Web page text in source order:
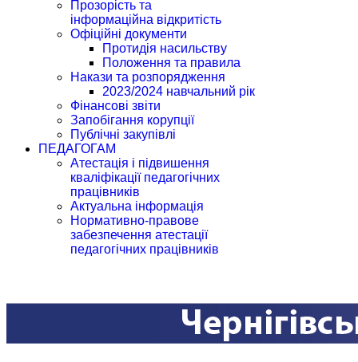
Прозорість та
інформаційна відкритість
Офіційні документи
Протидія насильству
Положення та правила
Накази та розпорядження
2023/2024 навчальний рік
Фінансові звіти
Запобігання корупції
Публічні закупівлі
ПЕДАГОГАМ
Атестація і підвишення
кваліфікації педагогічних
працівників
Актуальна інформація
Нормативно-правове
забезпечення атестації
педагогічних працівників